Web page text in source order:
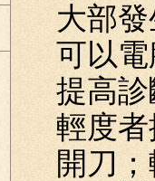
大部
可以
提高
輕度
開刀